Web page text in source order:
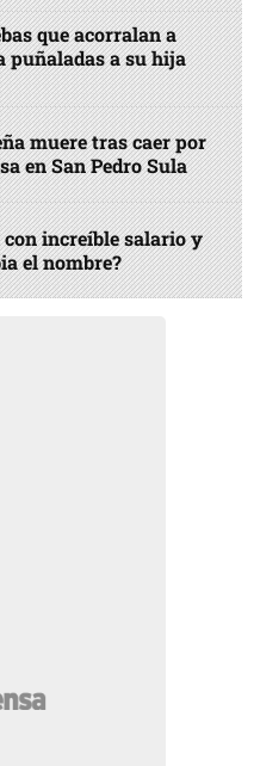
que acorralan a
puñaladas a su hija
muere tras caer por
en San Pedro Sula
increíble salario y
el nombre?